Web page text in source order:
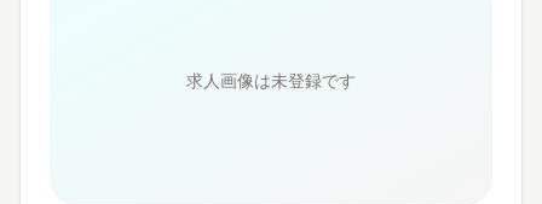
求人画像は未登録です